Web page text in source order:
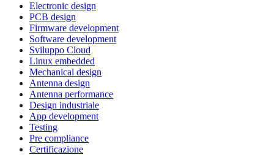
Electronic design
PCB design
Firmware development
Software development
Sviluppo Cloud
Linux embedded
Mechanical design
Antenna design
Antenna performance
Design industriale
App development
Testing
Pre compliance
Certificazione